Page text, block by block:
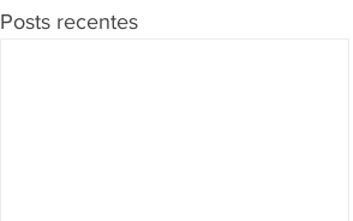
Posts recentes